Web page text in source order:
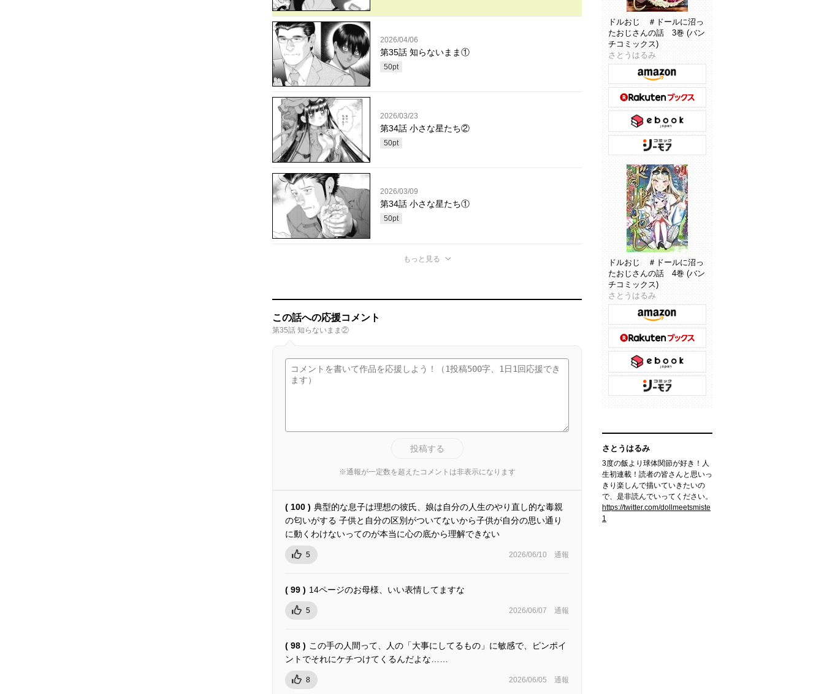
2026/04/06
第35話 知らないまま①
50pt
2026/03/23
第34話 小さな星たち②
50pt
2026/03/09
第34話 小さな星たち①
50pt
もっと見る
この話への応援コメント
第35話 知らないまま②
投稿する
※通報が一定数を超えたコメントは非表示になります
( 100 ) 典型的な息子は理想の彼氏、娘は自分の人生のやり直し的な毒親
の匂いがする 子供と自分の区別がついてないから子供が自分の思い通り
に動くわけないってのが本当に心の底から理解できない
5 2026/06/10 通報
( 99 ) 14ページのお母様、いい表情してますな
5 2026/06/07 通報
( 98 ) この手の人間って、人の「大事にしてるもの」に敏感で、ピンポイ
ントでそれにケチつけてくるんだよな……
8 2026/06/05 通報
ドルおじ ＃ドールに沼っ
たおじさんの話 3巻 (バン
チコミックス)
さとうはるみ
ドルおじ ＃ドールに沼っ
たおじさんの話 4巻 (バン
チコミックス)
さとうはるみ
さとうはるみ
3度の飯より球体関節が好き！人
生初連載！読者の皆さんと思いっ
きり楽しんで描いていきたいの
で、是非読んでいってください。
https://twitter.com/dollmeetsmiste
1